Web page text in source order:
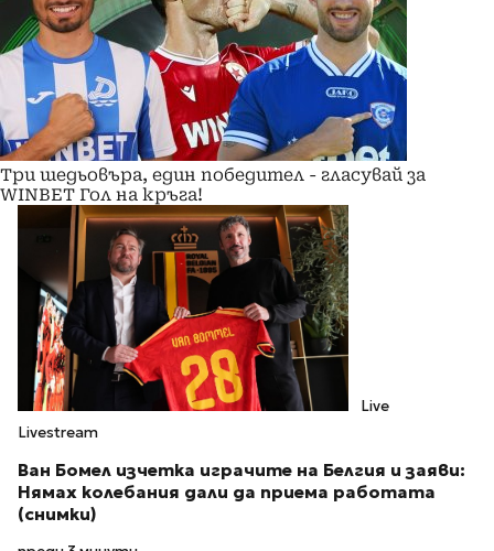
Три шедьовъра, един победител - гласувай за
WINBET Гол на кръга!
Live
Livestream
Ван Бомел изчетка играчите на Белгия и заяви:
Нямах колебания дали да приема работата
(снимки)